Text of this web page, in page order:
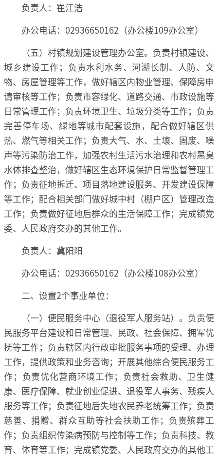
负责人：崔江浩
办公电话：02936650162（办公楼109办公室）
（五）村镇规划建设管理办公室。负责村镇建设、
城乡建设工作；负责水利水务、河湖长制、人防、文
物、房屋管理等工作，做好辖区内物业管理、保障房申
请审核等工作；负责市容绿化、道路交通、市政设施等
日常管理工作；负责环境卫生、垃圾分类等工作；负责
完善停车场、绿地等城市配套设施，配合做好辖区供
热、燃气等相关工作；负责大气、水、土壤、固废、噪
声等污染防治工作，加强农村生活污水治理和农村黑臭
水体排查整治，做好辖区生态环境保护日常监督管理工
作；负责征地拆迁、项目落地建设服务、开发建设保障
等工作；配合相关部门做好城中村（棚户区）管理改造
工作；负责做好征地后群众的生活保障工作；完成镇党
委、人民政府交办的其他工作。
负责人：冀阳阳
办公电话：02936650162（办公楼108办公室）
二、设置2个事业单位：
（一）便民服务中心（退役军人服务站）。负责便
民服务平台建设和日常管理、民政、社会保障、拥军优
抚等工作；负责辖区内行政审批服务事项的受理、办理
工作，提供政策和业务咨询；开展其他综合便民服务工
作；负责优化营商环境工作；负责社会救助、卫生健
康、医疗保障、就业创业促进、退役军人事务、残疾人
服务等工作；负责征地后失地农民养老统筹工作；负责
慈善、捐赠、群众互助等社会扶助工作；负责殡葬工
作；负责组织传染病预防与控制等工作；负责科技、教
育、体育等工作；完成镇党委、人民政府交办的其他工